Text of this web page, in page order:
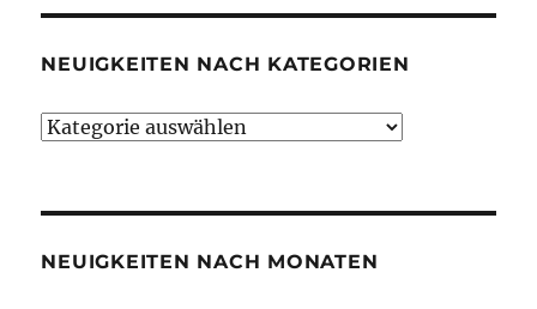
NEUIGKEITEN NACH KATEGORIEN
Neuigkeiten
NEUIGKEITEN NACH MONATEN